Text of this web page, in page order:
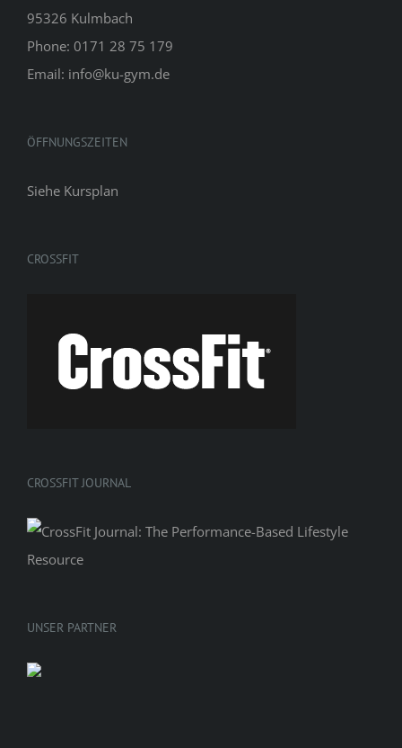
95326 Kulmbach
Phone: 0171 28 75 179
Email: info@ku-gym.de
ÖFFNUNGSZEITEN
Siehe Kursplan
CROSSFIT
CROSSFIT JOURNAL
UNSER PARTNER